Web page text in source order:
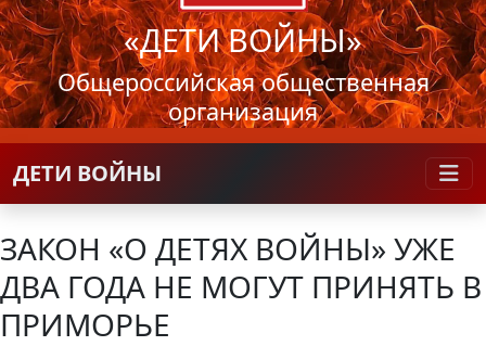
«ДЕТИ ВОЙНЫ»
Общероссийская общественная
организация
ДЕТИ ВОЙНЫ
ЗАКОН «О ДЕТЯХ ВОЙНЫ» УЖЕ
ДВА ГОДА НЕ МОГУТ ПРИНЯТЬ В
ПРИМОРЬЕ